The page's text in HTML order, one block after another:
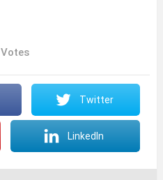
Votes
Twitter
LinkedIn